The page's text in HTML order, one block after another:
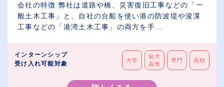
会社の特徴 弊社は道路や橋、災害復旧工事などの「一
般土木工事」と、自社の台船を使い港の防波堤や浚渫
工事などの「港湾土木工事」の両方を手...
インターンシップ
受け入れ可能対象
大学
短大
高専
専門 高校